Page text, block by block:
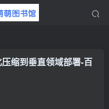
缩到垂直领域部署-百